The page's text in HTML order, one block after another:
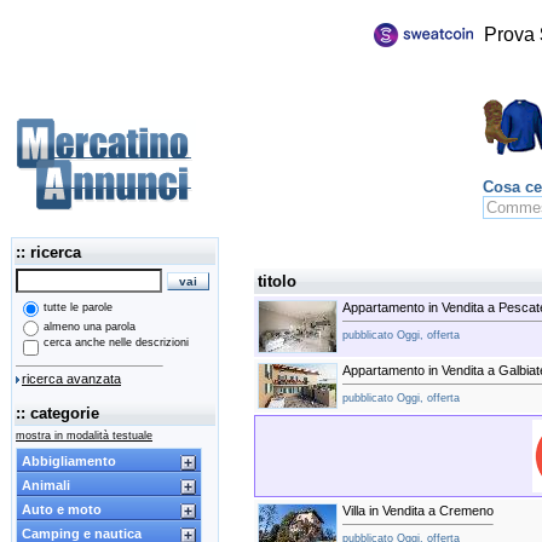
Prova
Cosa
:: ricerca
tutte le parole
almeno una parola
cerca anche nelle descrizioni
ricerca avanzata
:: categorie
mostra in modalità testuale
Abbigliamento
Animali
Auto e moto
Camping e nautica
titolo
Appartamento in Vendita a
pubblicato Oggi, offerta
Appartamento in Vendita a
pubblicato Oggi, offerta
Villa in Vendita a Cremeno
pubblicato Oggi, offerta